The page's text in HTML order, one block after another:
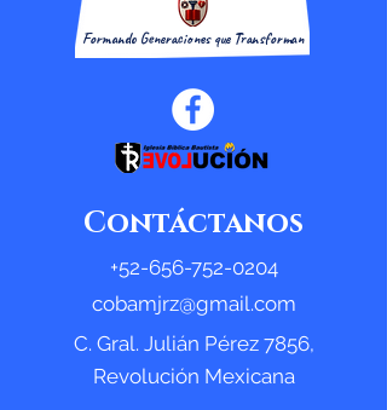
Formando Generaciones que Transforman
Contáctanos
+52-656-752-0204
cobamjrz@gmail.com
C. Gral. Julián Pérez 7856,
Revolución Mexicana